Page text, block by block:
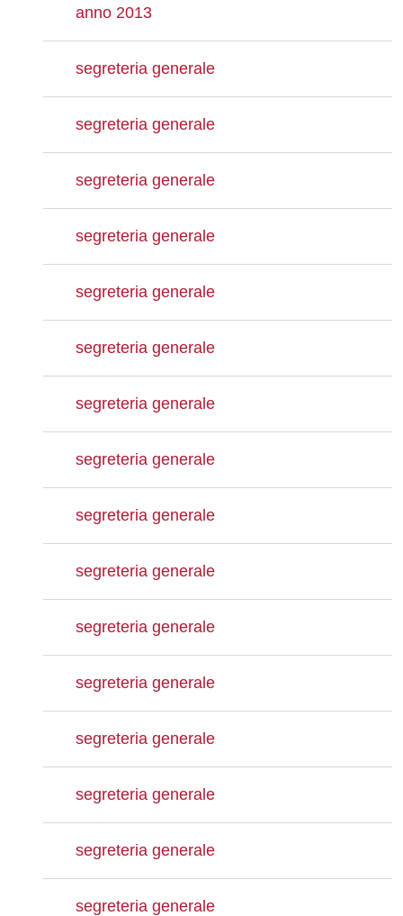
anno 2013
segreteria generale
segreteria generale
segreteria generale
segreteria generale
segreteria generale
segreteria generale
segreteria generale
segreteria generale
segreteria generale
segreteria generale
segreteria generale
segreteria generale
segreteria generale
segreteria generale
segreteria generale
segreteria generale